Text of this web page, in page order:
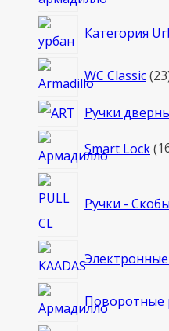
Категория
WC Classic 23
Ручки
Smart Lock
Ручки - Скобы
Электронные
Поворотные